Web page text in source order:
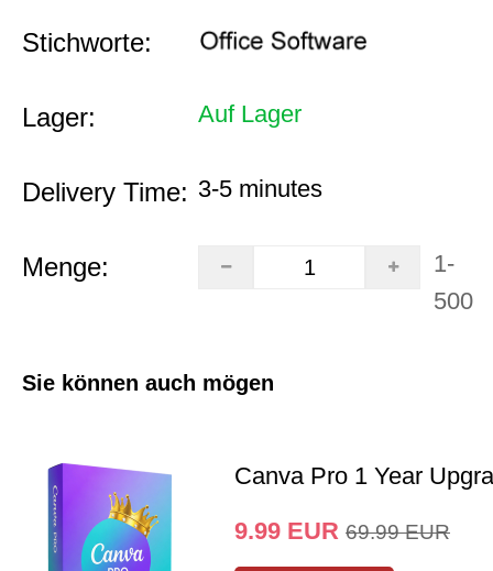
Stichworte:
Lager: Auf Lager
Delivery Time: 3-5 minutes
Menge:
1-
500
Sie können auch mögen
Canva Pro 1 Year
9.99 EUR 69.99 EUR